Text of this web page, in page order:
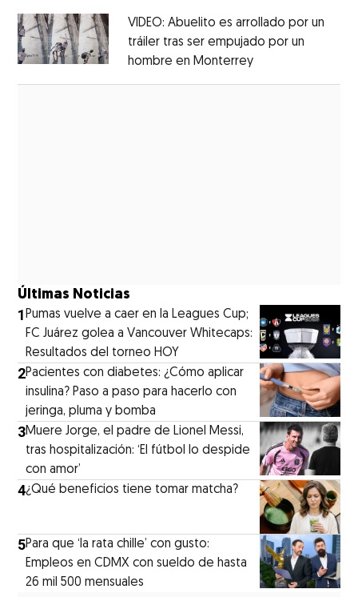
VIDEO: Abuelito es arrollado por un
tráiler tras ser empujado por un
hombre en MonterreyOpens in new
Últimas Noticias
1Pumas vuelve a caer en la Leagues Cup;
FC Juárez golea a Vancouver Whitecaps:
Resultados del torneo HOY
2Pacientes con diabetes: ¿Cómo aplicar
insulina? Paso a paso para hacerlo con
jeringa, pluma y bomba
3Muere Jorge, el padre de Lionel Messi,
tras hospitalización: ‘El fútbol lo despide
con amor’
4¿Qué beneficios tiene tomar matcha?
5Para que ‘la rata chille’ con gusto:
Empleos en CDMX con sueldo de hasta
26 mil 500 mensuales